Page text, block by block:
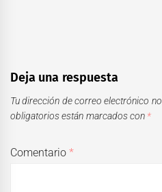
Deja una respuesta
Tu dirección de correo electrónico
obligatorios están marcados con *
Comentario*